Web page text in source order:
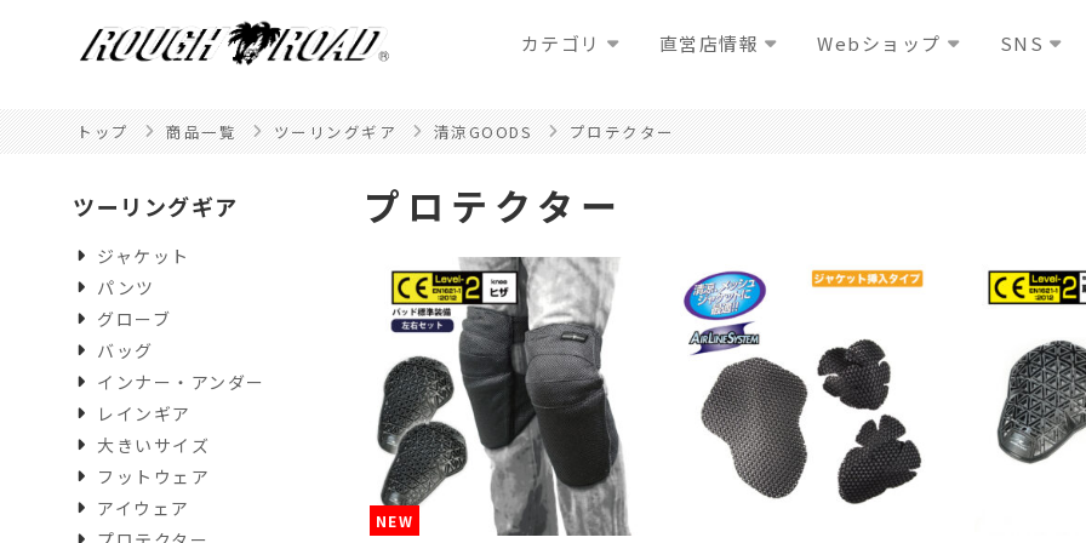
カテゴリ 直営店情報 Webショップ SNS
トップ 商品一覧 ツーリングギア 清涼GOODS プロテクター
プロテクター
NEW
ツーリングギア
ジャケット
パンツ
グローブ
バッグ
インナー・アンダー
レインギア
大きいサイズ
フットウェア
アイウェア